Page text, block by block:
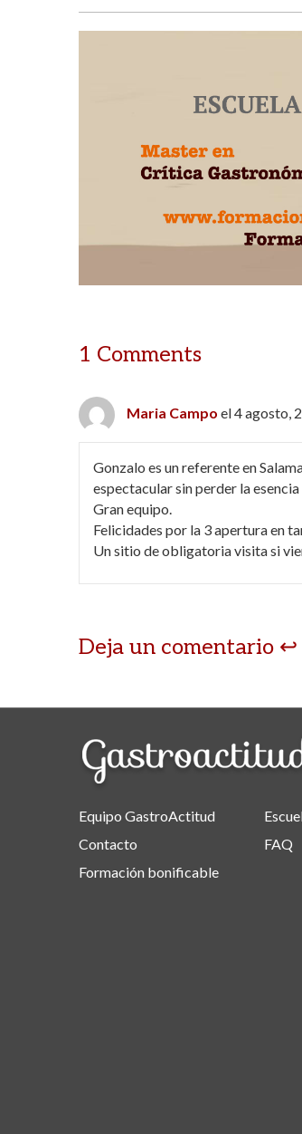
1 Comments
Maria Campo el 4 agosto,
Gonzalo es un referente en
espectacular sin perder la
Gran equipo.
Felicidades por la 3 apertura en
Un sitio de obligatoria visita si
Deja un comentario
Equipo GastroActitud
Contacto
Formación bonificable
FAQ